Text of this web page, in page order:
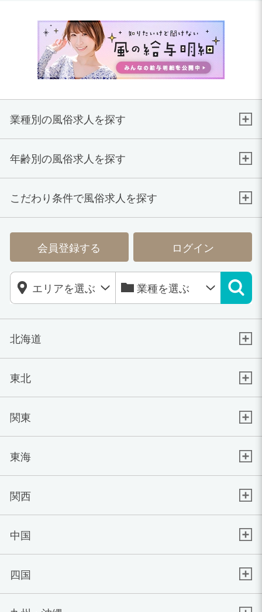
業種別の風俗求人を探す
年齢別の風俗求人を探す
こだわり条件で風俗求人を探す
会員登録する ログイン
北海道
東北
関東
東海
関西
中国
四国